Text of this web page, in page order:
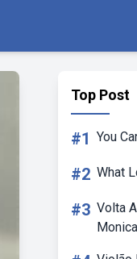
Top Post
#1 You
#2 What
#3 Volta
Monica